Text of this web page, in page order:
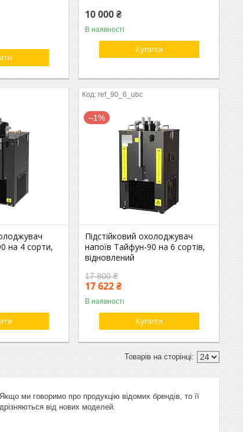
10 000 ₴
В наявності
Купити
на 4 сорти,
ref_90_6_ubc
–1%
Підстійковий охолоджувач
напоїв Тайфун-90 на 6 сортів,
відновлений
17 800 ₴
17 622 ₴
В наявності
Купити
ми говоримо про продукцію відомих брендів, то її
від нових моделей.